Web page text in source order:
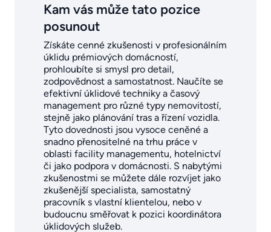
Kam vás může tato pozice
posunout
Získáte cenné zkušenosti v profesionálním
úklidu prémiových domácností,
prohloubíte si smysl pro detail,
zodpovědnost a samostatnost. Naučíte se
efektivní úklidové techniky a časový
management pro různé typy nemovitostí,
stejně jako plánování tras a řízení vozidla.
Tyto dovednosti jsou vysoce ceněné a
snadno přenositelné na trhu práce v
oblasti facility managementu, hotelnictví
či jako podpora v domácnosti. S nabytými
zkušenostmi se můžete dále rozvíjet jako
zkušenější specialista, samostatný
pracovník s vlastní klientelou, nebo v
budoucnu směřovat k pozici koordinátora
úklidových služeb.